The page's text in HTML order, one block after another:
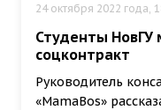
24 октября 2022 года,
Студенты НовГУ
соцконтракт
Руководитель
«MamaBos»